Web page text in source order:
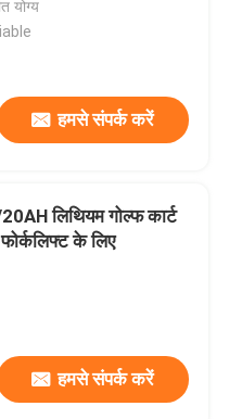
योग्य
हमसे संपर्क करें
लिथियम गोल्फ कार्ट
के लिए
हमसे संपर्क करें